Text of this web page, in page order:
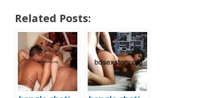
Related Posts: